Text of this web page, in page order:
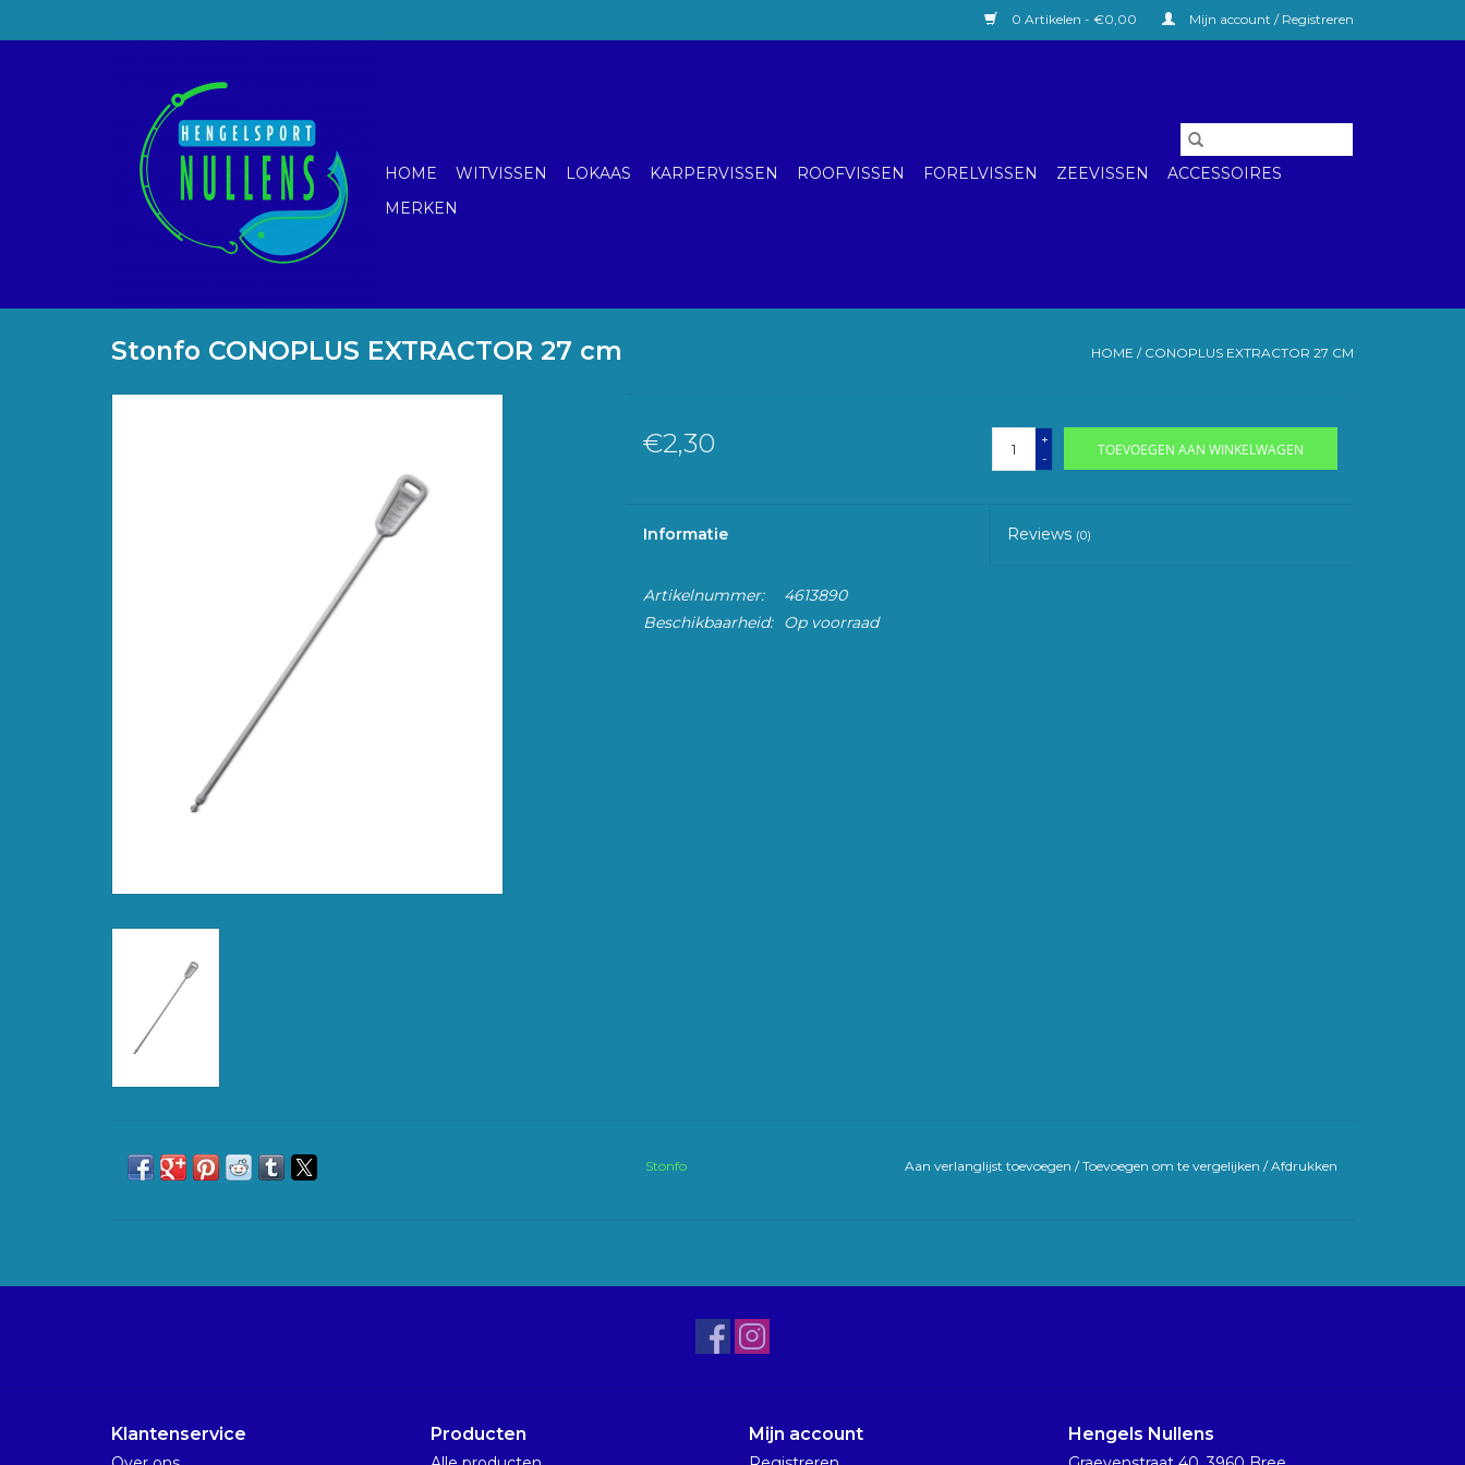
0 Artikelen - €0,00 Mijn account / Registreren
HOME WITVISSEN LOKAAS KARPERVISSEN ROOFVISSEN FORELVISSEN ZEEVISSEN
ACCESSOIRES
MERKEN
Stonfo CONOPLUS EXTRACTOR 27 cm HOME / CONOPLUS EXTRACTOR 27 CM
€2,30
+
-
TOEVOEGEN AAN WINKELWAGEN
Informatie Reviews (0)
Artikelnummer:
4613890
Beschikbaarheid:
Op voorraad
Stonfo Aan verlanglijst toevoegen /Toevoegen om te vergelijken /Afdrukken
Klantenservice Producten Mijn account Hengels Nullens